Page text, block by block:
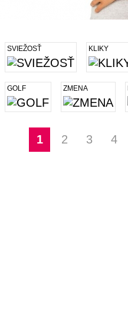
SVIEŽOSŤ KLIKY
GOLF ZMENA
1 2 3 4